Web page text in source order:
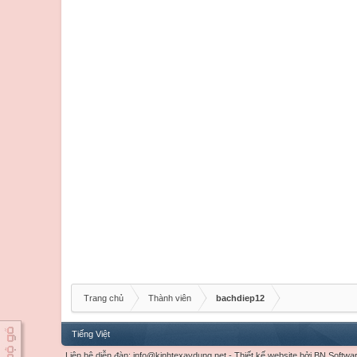
Trang chủ Thành viên bachdiep12
Tiếng Việt